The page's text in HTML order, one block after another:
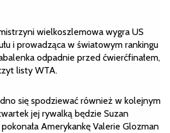
wielkoszlemowa wygra US
i prowadząca w światowym rankingu
odpadnie przed ćwierćfinałem,
listy WTA.
się spodziewać również w kolejnym
jej rywalką będzie Suzan
Amerykankę Valerie Glozman